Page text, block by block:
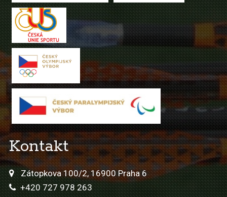
Kontakt
Zátopkova 100/2, 16900 Praha 6
+420 727 978 263